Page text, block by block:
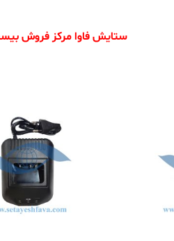
ستایش فاوا مرکز فروش